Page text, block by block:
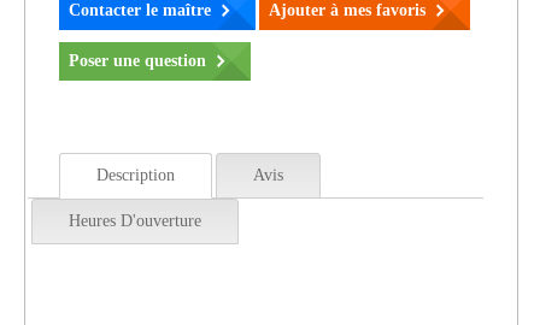
Contacter le maître Ajouter à mes favoris
Poser une question
Description Avis
Heures D'ouverture